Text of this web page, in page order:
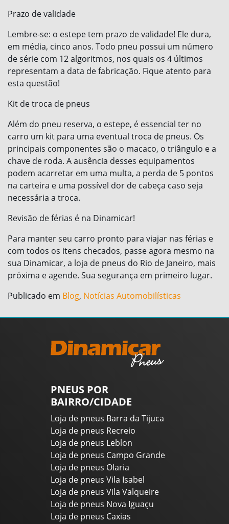
Prazo de validade
Lembre-se: o estepe tem prazo de validade! Ele dura,
em média, cinco anos. Todo pneu possui um número
de série com 12 algoritmos, nos quais os 4 últimos
representam a data de fabricação. Fique atento para
esta questão!
Kit de troca de pneus
Além do pneu reserva, o estepe, é essencial ter no
carro um kit para uma eventual troca de pneus. Os
principais componentes são o macaco, o triângulo e a
chave de roda. A ausência desses equipamentos
podem acarretar em uma multa, a perda de 5 pontos
na carteira e uma possível dor de cabeça caso seja
necessária a troca.
Revisão de férias é na Dinamicar!
Para manter seu carro pronto para viajar nas férias e
com todos os itens checados, passe agora mesmo na
sua Dinamicar, a loja de pneus do Rio de Janeiro, mais
próxima e agende. Sua segurança em primeiro lugar.
Publicado em Blog, Notícias Automobilísticas
PNEUS POR
BAIRRO/CIDADE
Loja de pneus Barra da Tijuca
Loja de pneus Recreio
Loja de pneus Leblon
Loja de pneus Campo Grande
Loja de pneus Olaria
Loja de pneus Vila Isabel
Loja de pneus Vila Valqueire
Loja de pneus Nova Iguaçu
Loja de pneus Caxias